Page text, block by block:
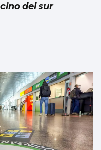
del sur
Val
gratis